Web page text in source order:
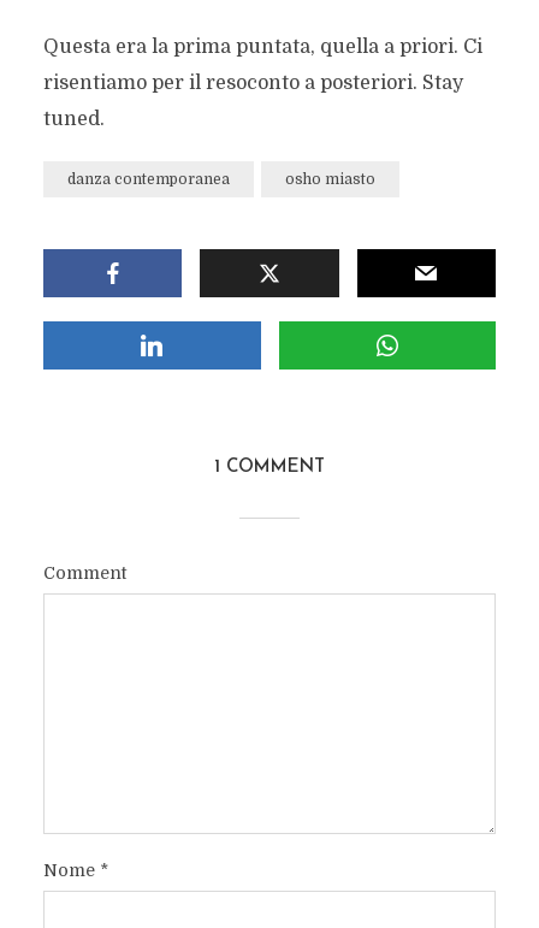
Questa era la prima puntata, quella a priori. Ci
risentiamo per il resoconto a posteriori. Stay
tuned.
danza contemporanea osho miasto
1 COMMENT
Comment
Nome *